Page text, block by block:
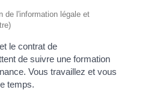
de l'information légale et
le contrat de
de suivre une formation
Vous travaillez et vous
temps.